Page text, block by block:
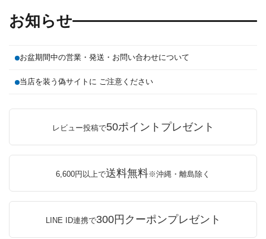
お知らせ
お盆期間中の営業・発送・お問い合わせについて
当店を装う偽サイトに ご注意ください
レビュー投稿で50ポイントプレゼント
6,600円以上で送料無料※沖縄・離島除く
LINE ID連携で300円クーポンプレゼント